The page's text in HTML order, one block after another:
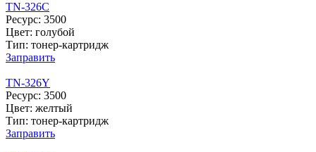
TN-326C
Ресурс: 3500
Цвет: голубой
Тип: тонер-картридж
Заправить
TN-326Y
Ресурс: 3500
Цвет: желтый
Тип: тонер-картридж
Заправить